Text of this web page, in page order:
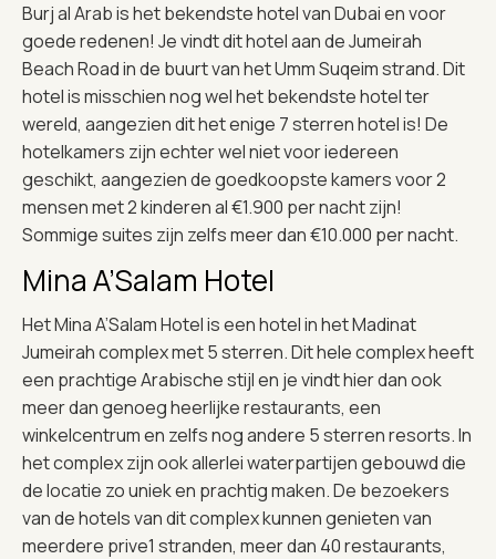
Burj al Arab is het bekendste hotel van Dubai en voor
goede redenen! Je vindt dit hotel aan de Jumeirah
Beach Road in de buurt van het Umm Suqeim strand. Dit
hotel is misschien nog wel het bekendste hotel ter
wereld, aangezien dit het enige 7 sterren hotel is! De
hotelkamers zijn echter wel niet voor iedereen
geschikt, aangezien de goedkoopste kamers voor 2
mensen met 2 kinderen al €1.900 per nacht zijn!
Sommige suites zijn zelfs meer dan €10.000 per nacht.
Mina A’Salam Hotel
Het Mina A’Salam Hotel is een hotel in het Madinat
Jumeirah complex met 5 sterren. Dit hele complex heeft
een prachtige Arabische stijl en je vindt hier dan ook
meer dan genoeg heerlijke restaurants, een
winkelcentrum en zelfs nog andere 5 sterren resorts. In
het complex zijn ook allerlei waterpartijen gebouwd die
de locatie zo uniek en prachtig maken. De bezoekers
van de hotels van dit complex kunnen genieten van
meerdere prive1 stranden, meer dan 40 restaurants,